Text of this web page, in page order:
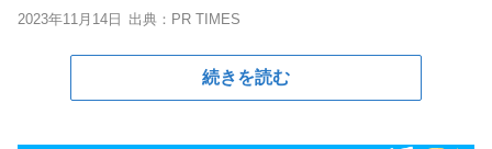
2023年11月14日 出典：PR TIMES
続きを読む